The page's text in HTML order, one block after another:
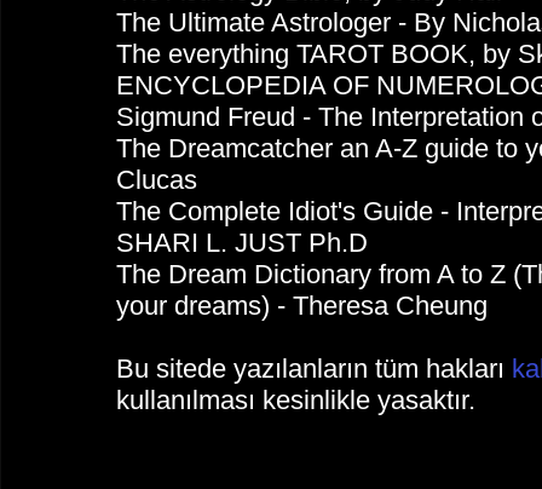
The Ultimate Astrologer - By
The everything TAROT BOOK, by
ENCYCLOPEDIA OF
Sigmund Freud - The Interpretation
The Dreamcatcher an A-Z guide to
Clucas
The Complete Idiot's Guide -
SHARI L. JUST Ph.D
The Dream Dictionary from A to Z
your dreams) - Theresa Cheung
Bu sitede yazılanların tüm hakları
kullanılması kesinlikle yasaktır.